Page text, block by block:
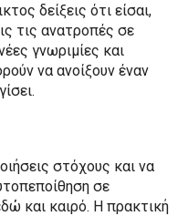
δείξεις ότι είσαι,
τις ανατροπές σε
γνωριμίες και
να ανοίξουν έναν
στόχους και να
σε
και καιρό. Η πρακτική